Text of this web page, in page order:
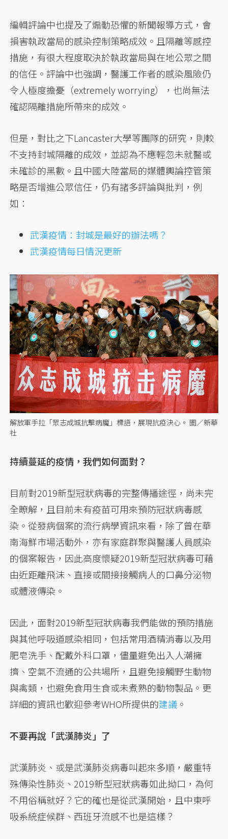
編輯評論中也提及了煽動恐懼的新聞報導方式，會
損害執政當局的感染控制策略成效。且隔離等感控
措施，有很大程度取決於執政當局與在地公眾之間
的信任。評論中也強調，醫護工作者的感染風險仍
令人極度擔憂（extremely worrying），也尚無法
確認隔離措施所帶來的成效。
但是，對比之下Lancaster大學等團隊的研究，則較
不支持封城隔離的成效，並認為不應輕忽未就醫或
未確診的黑數。且中國大陸當局的媒體輿論控管策
略是否增進公眾信任，仍有諸多評論與批判，例
如：
武漢疫情：封城是最好的辦法嗎？
武漢疫情每日情況更新
解放軍手拉「眾志成城抗擊病魔」標語，展現抗疫決心。 圖／新華
社
持續蔓延的疫情，我們如何面對？
目前對2019新型冠狀病毒的完整傳播途徑，尚未完
全瞭解，且目前未有疫苗可用來預防冠狀病毒感
染。從發病個案的流行病學資訊來看，除了曾在華
南海鮮市場活動外，亦有家庭群聚與醫護人員感染
的個案報告，因此高度懷疑2019新型冠狀病毒可藉
由近距離飛沫、直接或間接接觸病人的口鼻分泌物
或體液傳染。
因此，面對2019新型冠狀病毒我們能做的預防措施
與其他呼吸道感染相同，包括常用酒精消毒以及用
肥皂洗手、配戴外科口罩，儘量避免出入人潮擁
擠、空氣不流通的公共場所，且避免接觸野生動物
與禽類，也避免食用生食或未煮熟的動物製品。更
詳細的資訊也歡迎參考WHO所提供的建議 。
不要再說「武漢肺炎」了
武漢肺炎、或是武漢肺炎病毒叫起來多順，嚴重特
殊傳染性肺炎、2019新型冠狀病毒如此拗口，為何
不用俗稱就好？它的確也是從武漢開始，且中東呼
吸系統症候群、西班牙流感不也是這樣？